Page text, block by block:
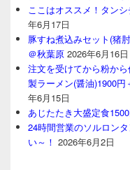
ここはオススメ！タン
年6月17日
豚すね煮込みセット(猪
＠秋葉原 2026年6月16日
注文を受けてから粉か
製ラーメン(醤油)1900
年6月15日
あじたたき大盛定食
24時間営業のソルロン
い～！ 2026年6月2日